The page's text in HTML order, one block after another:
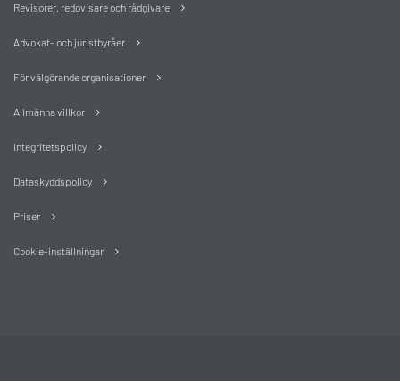
Revisorer, redovisare och rådgivare
Advokat- och juristbyråer
För välgörande organisationer
Allmänna villkor
Integritetspolicy
Dataskyddspolicy
Priser
Cookie-inställningar